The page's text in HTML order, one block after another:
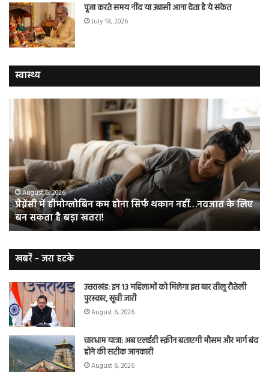
पूजा करते समय नींद या उबासी आना देता है ये संकेत
July 18, 2026
स्वास्थ्य
हीमोग्लोबिन
कम
होना
सिर्फ
थकान
नहीं…
नवजात
के
लिए
सकता
है
बड़ा
खतरा!
August 6, 2026
प्रेग्नेंसी में हीमोग्लोबिन कम होना सिर्फ थकान नहीं…नवजात के लिए
बन सकता है बड़ा खतरा!
भर
ये
कर
देंगे
खबरें – जरा हटके
उत्तराखंड: इन 13 महिलाओं को मिलेगा इस बार तीलू रौतेली
पुरस्कार, सूची जारी
August 6, 2026
चारधाम यात्रा: अब एलईडी स्क्रीन बताएगी मौसम और मार्ग बंद
होने की सटीक जानकारी
August 6, 2026